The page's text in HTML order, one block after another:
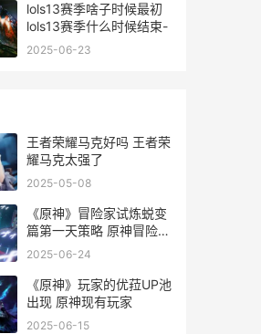
lols13赛季啥子时候最初
lols13赛季什么时候结束-
2025-06-23
王者荣耀马克好吗 王者荣
耀马克太强了
2025-05-08
《原神》冒险家试炼蜕变
篇第一天策略 原神冒险家
该干嘛任务攻略
2025-06-24
《原神》玩家的优菈UP池
出现 原神现有玩家
2025-06-15